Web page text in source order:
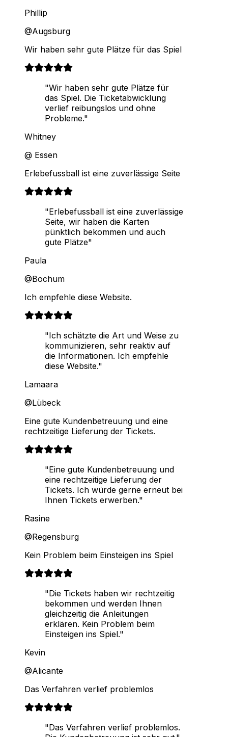
Phillip
@Augsburg
Wir haben sehr gute Plätze für das Spiel
"Wir haben sehr gute Plätze für
das Spiel. Die Ticketabwicklung
verlief reibungslos und ohne
Probleme."
Whitney
@ Essen
Erlebefussball ist eine zuverlässige Seite
"Erlebefussball ist eine zuverlässige
Seite, wir haben die Karten
pünktlich bekommen und auch
gute Plätze"
Paula
@Bochum
Ich empfehle diese Website.
"Ich schätzte die Art und Weise zu
kommunizieren, sehr reaktiv auf
die Informationen. Ich empfehle
diese Website."
Lamaara
@Lübeck
Eine gute Kundenbetreuung und eine
rechtzeitige Lieferung der Tickets.
"Eine gute Kundenbetreuung und
eine rechtzeitige Lieferung der
Tickets. Ich würde gerne erneut bei
Ihnen Tickets erwerben."
Rasine
@Regensburg
Kein Problem beim Einsteigen ins Spiel
"Die Tickets haben wir rechtzeitig
bekommen und werden Ihnen
gleichzeitig die Anleitungen
erklären. Kein Problem beim
Einsteigen ins Spiel."
Kevin
@Alicante
Das Verfahren verlief problemlos
"Das Verfahren verlief problemlos.